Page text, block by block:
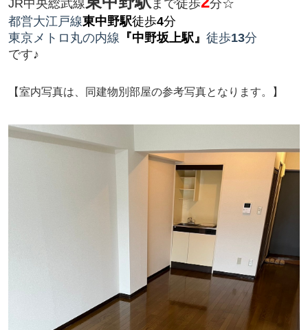
JR中央総武線 まで徒歩
分☆
都営大江戸線東中野駅徒歩4分
東京メトロ丸の内線 『中野坂上駅』 徒歩13分
です♪
【室内写真は、同建物別部屋の参考写真となります。】